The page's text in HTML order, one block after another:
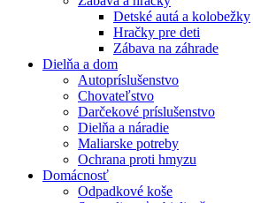
Detské autá a kolobežky
Hračky pre deti
Zábava na záhrade
Dielňa a dom
Autopríslušenstvo
Chovateľstvo
Darčekové príslušenstvo
Dielňa a náradie
Maliarske potreby
Ochrana proti hmyzu
Domácnosť
Odpadkové koše